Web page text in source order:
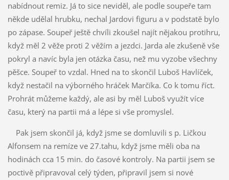
nabídnout remiz. Já to sice neviděl, ale podle soupeře tam
někde udělal hrubku, nechal Jardovi figuru a v podstatě bylo
po zápase. Soupeř ještě chvíli zkoušel najít nějakou protihru,
když měl 2 věže proti 2 věžím a jezdci. Jarda ale zkušeně vše
pokryl a navíc byla jen otázka času, než mu vyzobe všechny
pěšce. Soupeř to vzdal. Hned na to skončil Luboš Havlíček,
když nestačil na výborného hráček Marčíka. Co k tomu říct.
Prohrát můžeme každý, ale asi by měl Luboš využít více
času, který na partii má a lépe si vše promyslel.
Pak jsem skončil já, když jsme se domluvili s p. Ličkou
Alfonsem na remíze ve 27.tahu, když jsme měli oba na
hodinách cca 15 min. do časové kontroly. Na partii jsem se
poctivě připravoval celý týden, připravil jsem si nové